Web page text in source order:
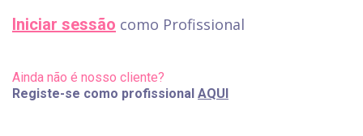
Iniciar sessão como Profissional
Ainda não é nosso cliente?
Registe-se como profissional AQUI